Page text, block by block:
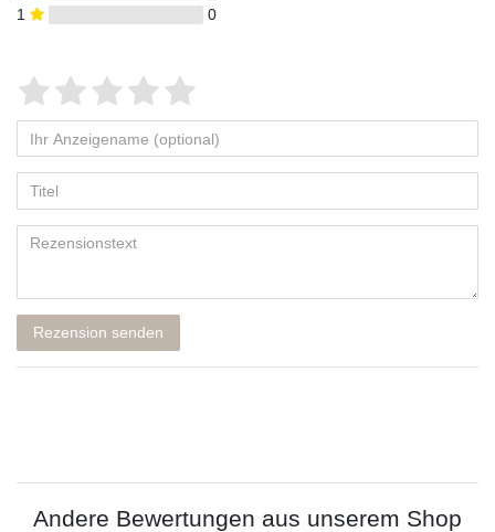
1
0
Rezension senden
Andere Bewertungen aus unserem Shop